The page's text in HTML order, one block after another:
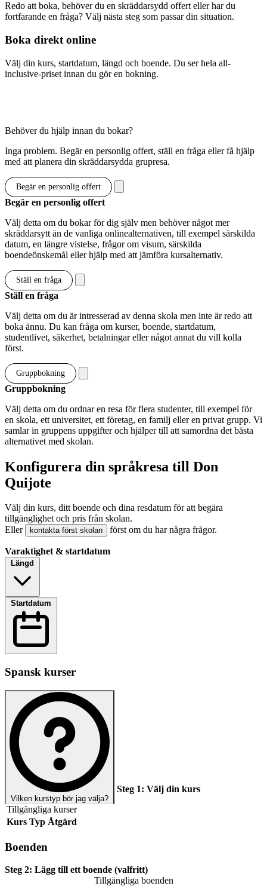
Redo att boka, behöver du en skräddarsydd offert eller har du
fortfarande en fråga? Välj nästa steg som passar din situation.
Boka direkt online
Välj din kurs, startdatum, längd och boende. Du ser hela all-
inclusive-priset innan du gör en bokning.
Behöver du hjälp innan du bokar?
Inga problem. Begär en personlig offert, ställ en fråga eller få hjälp
med att planera din skräddarsydda grupresa.
Begär en personlig offert
Begär en personlig offert
Välj detta om du bokar för dig själv men behöver något mer
skräddarsytt än de vanliga onlinealternativen, till exempel särskilda
datum, en längre vistelse, frågor om visum, särskilda
boendeönskemål eller hjälp med att jämföra kursalternativ.
Ställ en fråga
Ställ en fråga
Välj detta om du är intresserad av denna skola men inte är redo att
boka ännu. Du kan fråga om kurser, boende, startdatum,
studentlivet, säkerhet, betalningar eller något annat du vill kolla
först.
Gruppbokning
Gruppbokning
Välj detta om du ordnar en resa för flera studenter, till exempel för
en skola, ett universitet, ett företag, en familj eller en privat grupp. Vi
samlar in gruppens uppgifter och hjälper till att samordna det bästa
alternativet med skolan.
Konfigurera din språkresa till Don
Quijote
Välj din kurs, ditt boende och dina resdatum för att begära
tillgänglighet och pris från skolan.
Eller
kontakta först skolan först om du har några frågor.
Varaktighet & startdatum
Längd
Startdatum
Spansk kurser
Vilken kurstyp bör jag välja?
Steg 1: Välj din kurs
Tillgängliga kurser
Kurs Typ Åtgärd
Boenden
Steg 2: Lägg till ett boende (valfritt)
Tillgängliga boenden